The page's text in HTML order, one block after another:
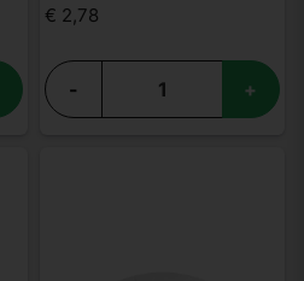
€ 2,78
- +